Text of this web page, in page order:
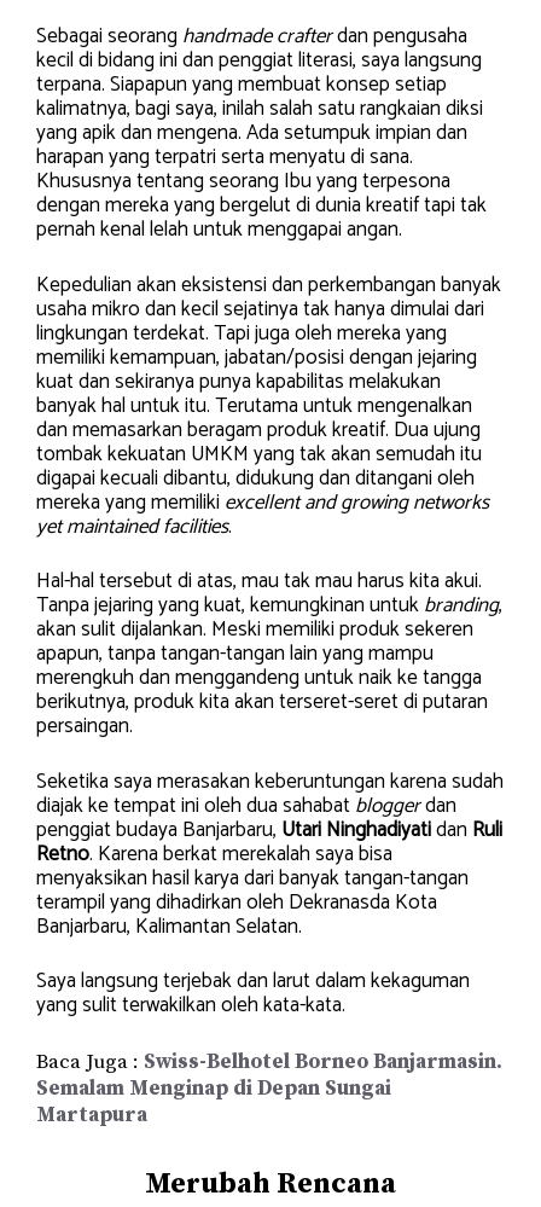
Sebagai seorang handmade crafterdan pengusaha
kecil di bidang ini dan penggiat literasi, saya langsung
terpana. Siapapun yang membuat konsep setiap
kalimatnya, bagi saya, inilah salah satu rangkaian diksi
yang apik dan mengena. Ada setumpuk impian dan
harapan yang terpatri serta menyatu di sana.
Khususnya tentang seorang Ibu yang terpesona
dengan mereka yang bergelut di dunia kreatif tapi tak
pernah kenal lelah untuk menggapai angan.
Kepedulian akan eksistensi dan perkembangan banyak
usaha mikro dan kecil sejatinya tak hanya dimulai dari
lingkungan terdekat. Tapi juga oleh mereka yang
memiliki kemampuan, jabatan/posisi dengan jejaring
kuat dan sekiranya punya kapabilitas melakukan
banyak hal untuk itu. Terutama untuk mengenalkan
dan memasarkan beragam produk kreatif. Dua ujung
tombak kekuatan UMKM yang tak akan semudah itu
digapai kecuali dibantu, didukung dan ditangani oleh
mereka yang memiliki excellent and growing networks
yet maintained facilities.
Hal-hal tersebut di atas, mau tak mau harus kita akui.
Tanpa jejaring yang kuat, kemungkinan untukbranding,
akan sulit dijalankan. Meski memiliki produk sekeren
apapun, tanpa tangan-tangan lain yang mampu
merengkuh dan menggandeng untuk naik ke tangga
berikutnya, produk kita akan terseret-seret di putaran
persaingan.
Seketika saya merasakan keberuntungan karena sudah
diajak ke tempat ini oleh dua sahabatbloggerdan
penggiat budaya Banjarbaru, Utari Ninghadiyatidan Ruli
Retno. Karena berkat merekalah saya bisa
menyaksikan hasil karya dari banyak tangan-tangan
terampil yang dihadirkan oleh Dekranasda Kota
Banjarbaru, Kalimantan Selatan.
Saya langsung terjebak dan larut dalam kekaguman
yang sulit terwakilkan oleh kata-kata.
Baca Juga : Swiss-Belhotel Borneo Banjarmasin.
Semalam Menginap di Depan Sungai
Martapura
Merubah Rencana